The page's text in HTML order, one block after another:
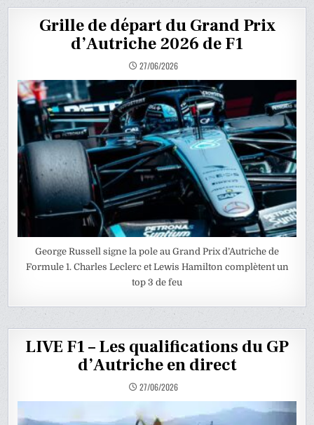
Grille de départ du Grand Prix
d’Autriche 2026 de F1
27/06/2026
George Russell signe la pole au Grand Prix d’Autriche de
Formule 1. Charles Leclerc et Lewis Hamilton complètent un
top 3 de feu
LIVE F1 – Les qualifications du GP
d’Autriche en direct
27/06/2026